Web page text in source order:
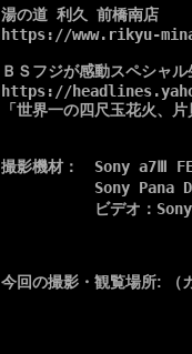
湯の道 利久 前橋南店
https://www.rikyu-
ＢＳフジが感動スペシャル
https://
「世界一の四尺玉花火、
撮影機材：　Sony a7Ⅲ
Sony Pana DMC-
ビデオ：Sony
今回の撮影・観覧場所: